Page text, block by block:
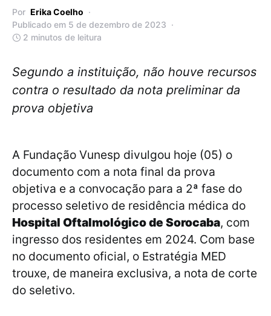
Por Erika Coelho
Publicado em 5 de dezembro de 2023
2 minutos de leitura
Segundo a instituição, não houve recursos
contra o resultado da nota preliminar da
prova objetiva
A Fundação Vunesp divulgou hoje (05) o
documento com a nota final da prova
objetiva e a convocação para a 2ª fase do
processo seletivo de residência médica do
Hospital Oftalmológico de Sorocaba, com
ingresso dos residentes em 2024. Com base
no documento oficial, o Estratégia MED
trouxe, de maneira exclusiva, a nota de corte
do seletivo.